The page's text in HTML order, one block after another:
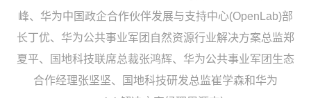
峰、华为中国政企合作伙伴发展与支持中心(OpenLab)部
长丁优、华为公共事业军团自然资源行业解决方案总监郑
夏平、国地科技联席总裁张鸿辉、华为公共事业军团生态
合作经理张坚坚、国地科技研发总监崔学森和华为